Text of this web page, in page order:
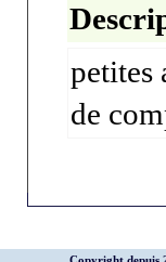
petites
de